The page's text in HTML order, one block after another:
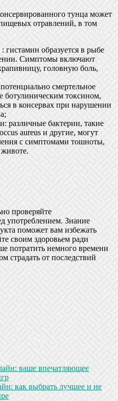
тунца может
отравлений, в том
гистамин образуется в рыбе
Симптомы включают
головную боль,
смертельное
ботулиническим токсином,
в консервах при нарушении
различные бактерии, такие
aureus и другие, могут
с симптомами тошноты,
проверяйте
употреблением. Знание
поможет вам избежать
своим здоровьем ради
потратить немного времени
страдать от последствий
ваше впечатляющее
как выбрать лучшее и не